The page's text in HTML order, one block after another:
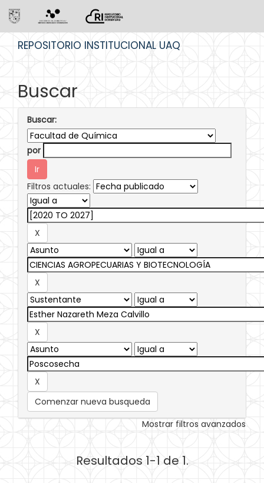
REPOSITORIO INSTITUCIONAL UAQ
Buscar
Buscar:
por
Filtros actuales:
Comenzar nueva busqueda
Mostrar filtros avanzados
Resultados 1-1 de 1.